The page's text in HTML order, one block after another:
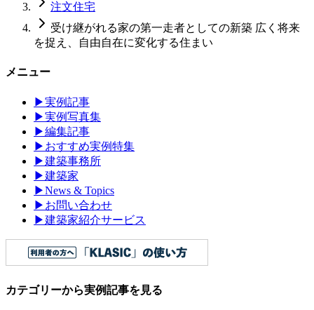
注文住宅
受け継がれる家の第一走者としての新築 広く将来
を捉え、自由自在に変化する住まい
メニュー
▶実例記事
▶実例写真集
▶編集記事
▶ おすすめ実例特集
▶建築事務所
▶建築家
▶News & Topics
▶ お問い合わせ
▶建築家紹介サービス
カテゴリーから実例記事を見る